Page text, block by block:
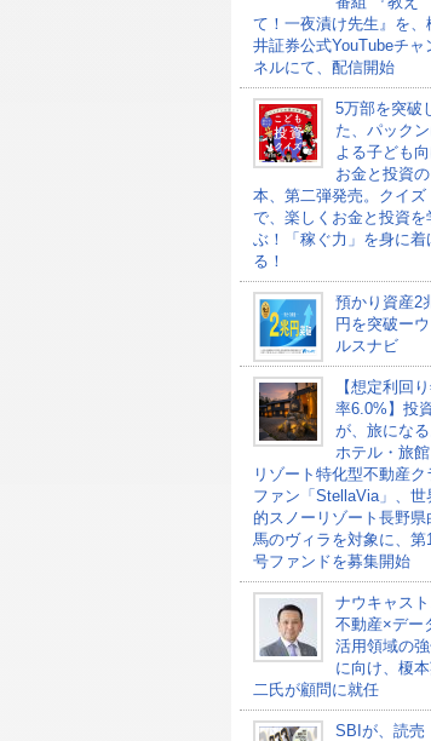
て！一夜漬け先生』を、
井証券公式YouTubeチャ
ネルにて、配信開始
5万部を突破
た、パック
よる子ども
お金と投資の
本、第二弾発売。クイズ
で、楽しくお金と投資を
ぶ！「稼ぐ力」を身に着
る！
預かり資産2
円を突破ーウ
ルスナビ
【想定利回
率6.0%】投
が、旅になる
ホテル・旅館
リゾート特化型不動産ク
ファン「StellaVia」、世
的スノーリゾート長野県
馬のヴィラを対象に、第
号ファンドを募集開始
ナウキャスト
不動産×デー
活用領域の
に向け、榎
二氏が顧問に就任
SBIが、読売